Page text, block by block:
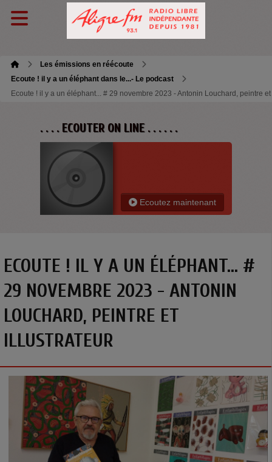
Les émissions en réécoute
Ecoute ! il y a un éléphant dans le...- Le podcast
Ecoute ! il y a un éléphant... # 29 novembre 2023 - Antonin Louchard, peintre
. . . . ECOUTER ON LINE . . . . . .
Ecoutez maintenant
ECOUTE ! IL Y A UN ÉLÉPHANT... #
29 NOVEMBRE 2023 - ANTONIN
LOUCHARD, PEINTRE ET
ILLUSTRATEUR